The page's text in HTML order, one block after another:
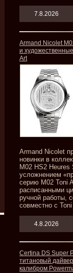
7.8.2026
Armand Nicolet
и
Art
Armand Nicolet
новинки в
M02 HS2 Heures
усложнением
серию M02 Toni
расписанными
ручной работы,
совместно с
4.8.2026
Certina DS Super
титановый
калибром